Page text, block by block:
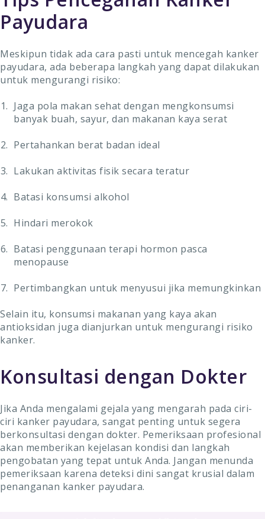
Payudara
Meskipun tidak ada cara pasti untuk mencegah kanker
payudara, ada beberapa langkah yang dapat dilakukan
untuk mengurangi risiko:
Jaga pola makan sehat dengan mengkonsumsi
banyak buah, sayur, dan makanan kaya serat
Pertahankan berat badan ideal
Lakukan aktivitas fisik secara teratur
Batasi konsumsi alkohol
Hindari merokok
Batasi penggunaan terapi hormon pasca
menopause
Pertimbangkan untuk menyusui jika memungkinkan
Selain itu, konsumsi makanan yang kaya akan
antioksidan juga dianjurkan untuk mengurangi risiko
kanker.
Konsultasi dengan Dokter
Jika Anda mengalami gejala yang mengarah pada ciri-
ciri kanker payudara, sangat penting untuk segera
berkonsultasi dengan dokter. Pemeriksaan profesional
akan memberikan kejelasan kondisi dan langkah
pengobatan yang tepat untuk Anda. Jangan menunda
pemeriksaan karena deteksi dini sangat krusial dalam
penanganan kanker payudara.